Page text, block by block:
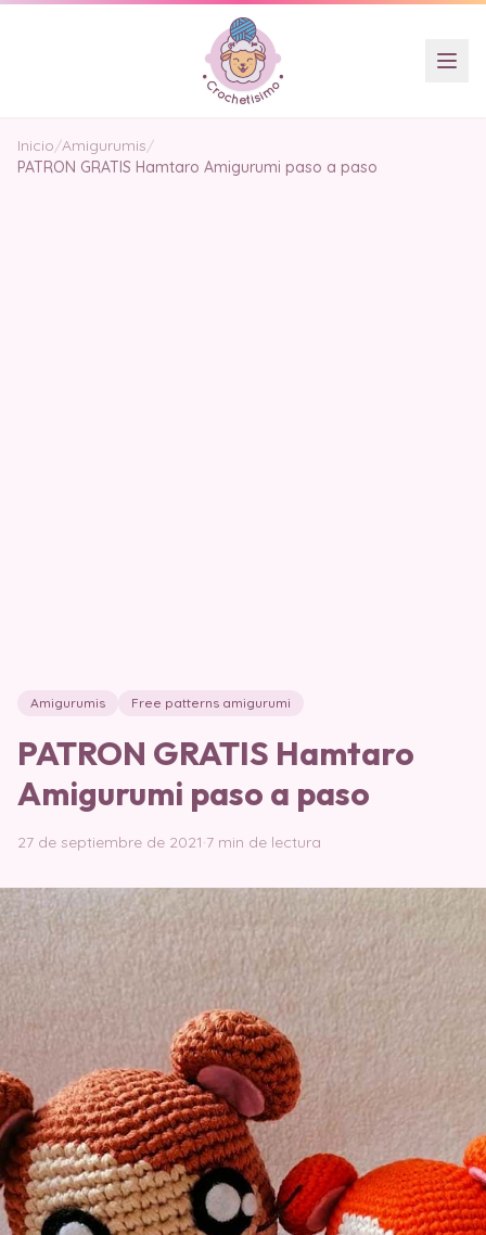
Inicio/Amigurumis/
PATRON GRATIS Hamtaro Amigurumi paso a paso
Amigurumis Free patterns amigurumi
PATRON GRATIS Hamtaro
Amigurumi paso a paso
27 de septiembre de 2021·7 min de lectura